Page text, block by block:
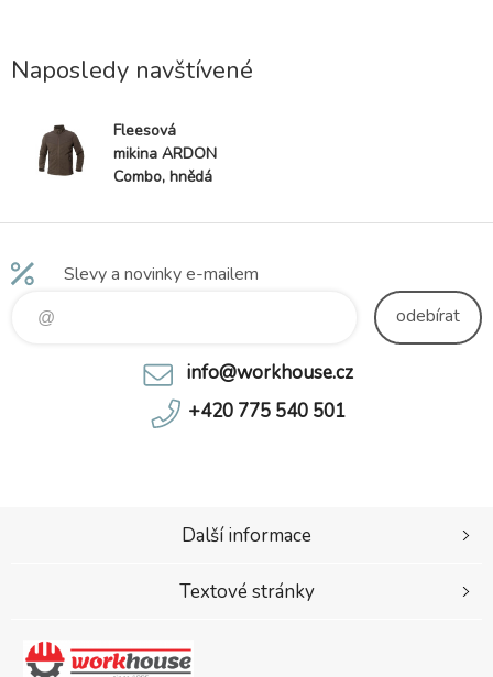
Naposledy navštívené
Fleesová
mikina ARDON
Combo, hnědá
Slevy a novinky e-mailem
odebírat
info@workhouse.cz
+420 775 540 501
Další informace
Textové stránky